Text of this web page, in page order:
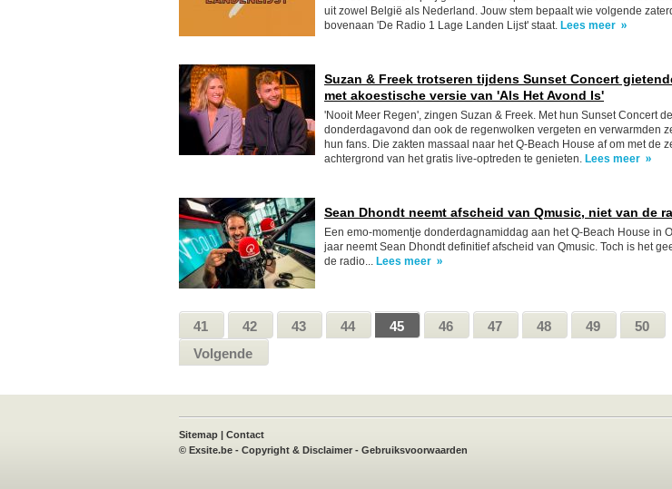
uit zowel België als Nederland. Jouw stem bepaalt wie volgende
bovenaan 'De Radio 1 Lage Landen Lijst' staat. Lees meer
Suzan & Freek trotseren tijdens Sunset Concert
met akoestische versie van 'Als Het Avond Is'
'Nooit Meer Regen', zingen Suzan & Freek. Met hun Sunset Concert
donderdagavond dan ook de regenwolken vergeten en verwarmden
hun fans. Die zakten massaal naar het Q-Beach House af om met de
achtergrond van het gratis live-optreden te genieten. Lees meer
Sean Dhondt neemt afscheid van Qmusic, niet van de
Een emo-momentje donderdagnamiddag aan het Q-Beach House in
jaar neemt Sean Dhondt definitief afscheid van Qmusic. Toch is het
de radio... Lees meer
41 42 43 44 45 46 47 48 49
50
Volgende
Sitemap | Contact
© Exsite.be - Copyright & Disclaimer - Gebruiksvoorwaarden